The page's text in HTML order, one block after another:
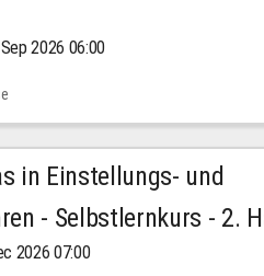
2026 06:00
in Einstellungs- und
- Selbstlernkurs - 2.
2026 07:00